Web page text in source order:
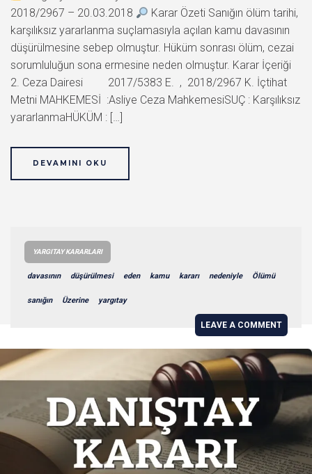
2018/2967 – 20.03.2018
Karar Özeti Sanığın ölüm tarihi,
karşılıksız yararlanma suçlamasıyla açılan kamu davasının
düşürülmesine sebep olmuştur. Hüküm sonrası ölüm, cezai
sorumluluğun sona ermesine neden olmuştur. Karar İçeriği
2. Ceza Dairesi 2017/5383 E. , 2018/2967 K. İçtihat
Metni MAHKEMESİ :Asliye Ceza MahkemesiSUÇ : Karşılıksız
yararlanmaHÜKÜM : […]
DEVAMINI OKU
YARGITAY KARARLARI
davasının düşürülmesi eden kamu kararı nedeniyle Ölümü
sanığın Üzerine yargıtay
LEAVE A COMMENT